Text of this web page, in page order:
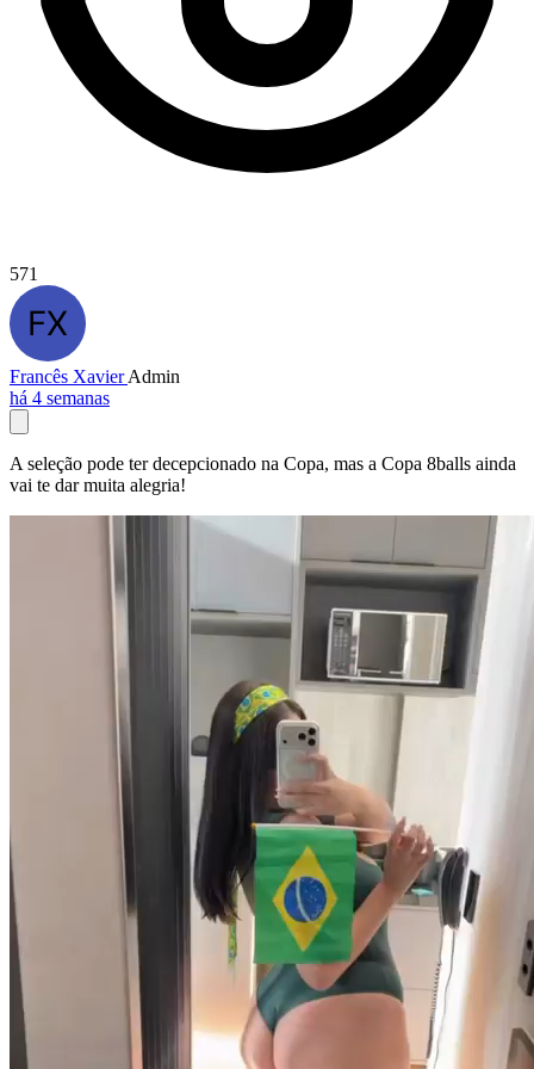
571
Francês XavierAdmin
há 4 semanas
A seleção pode ter decepcionado na Copa, mas a Copa 8balls ainda
vai te dar muita alegria!